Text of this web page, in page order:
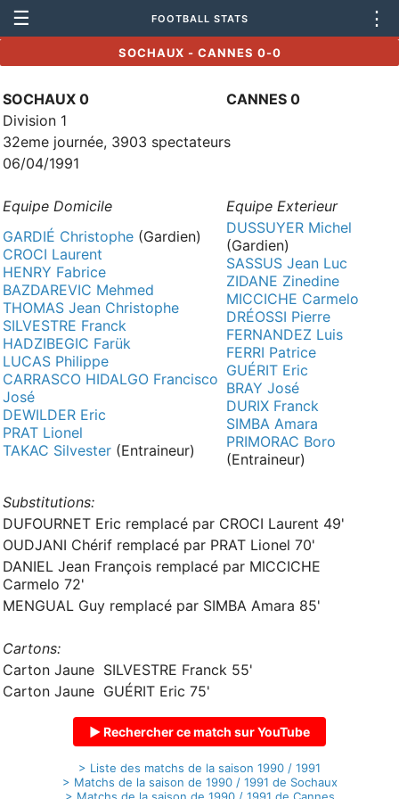
☰ FOOTBALL STATS ⋮
SOCHAUX - CANNES 0-0
SOCHAUX 0
CANNES 0
Division 1
32eme journée, 3903 spectateurs
06/04/1991
Equipe Domicile
Equipe Exterieur
GARDIÉ Christophe (Gardien)
CROCI Laurent
HENRY Fabrice
BAZDAREVIC Mehmed
THOMAS Jean Christophe
SILVESTRE Franck
HADZIBEGIC Farük
LUCAS Philippe
CARRASCO HIDALGO Francisco
José
DEWILDER Eric
PRAT Lionel
TAKAC Silvester (Entraineur)
DUSSUYER Michel
(Gardien)
SASSUS Jean Luc
ZIDANE Zinedine
MICCICHE Carmelo
DRÉOSSI Pierre
FERNANDEZ Luis
FERRI Patrice
GUÉRIT Eric
BRAY José
DURIX Franck
SIMBA Amara
PRIMORAC Boro
(Entraineur)
Substitutions:
DUFOURNET Eric remplacé par CROCI Laurent 49'
OUDJANI Chérif remplacé par PRAT Lionel 70'
DANIEL Jean François remplacé par MICCICHE
Carmelo 72'
MENGUAL Guy remplacé par SIMBA Amara 85'
Cartons:
Carton Jaune SILVESTRE Franck 55'
Carton Jaune GUÉRIT Eric 75'
▶ Rechercher ce match sur YouTube
> Liste des matchs de la saison 1990 / 1991
> Matchs de la saison de 1990 / 1991 de Sochaux